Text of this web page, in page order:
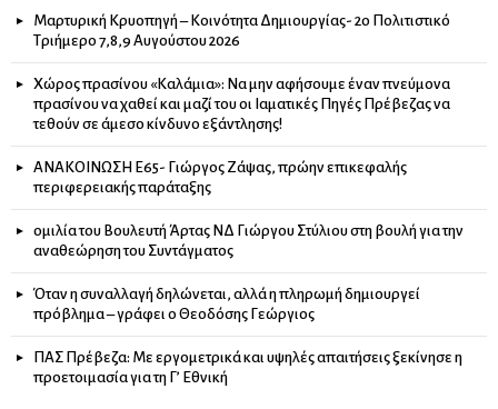
Μαρτυρική Κρυοπηγή – Κοινότητα Δημιουργίας- 2ο Πολιτιστικό
Τριήμερο 7,8,9 Αυγούστου 2026
Χώρος πρασίνου «Καλάμια»: Να μην αφήσουμε έναν πνεύμονα
πρασίνου να χαθεί και μαζί του οι Ιαματικές Πηγές Πρέβεζας να
τεθούν σε άμεσο κίνδυνο εξάντλησης!
ΑΝΑΚΟΙΝΩΣΗ Ε65- Γιώργος Ζάψας, πρώην επικεφαλής
περιφερειακής παράταξης
ομιλία του Βουλευτή Άρτας ΝΔ Γιώργου Στύλιου στη βουλή για την
αναθεώρηση του Συντάγματος
Όταν η συναλλαγή δηλώνεται, αλλά η πληρωμή δημιουργεί
πρόβλημα – γράφει ο Θεοδόσης Γεώργιος
ΠΑΣ Πρέβεζα: Με εργομετρικά και υψηλές απαιτήσεις ξεκίνησε η
προετοιμασία για τη Γ’ Εθνική